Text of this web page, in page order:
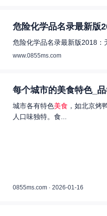
危险化学品名录最新版
危险化学品名录最新版2018：
www.0855ms.com
每个城市的美食特色_
城市各有特色美食 ，如北京烤
人口味独特。食...
0855ms.com · 2026-01-16